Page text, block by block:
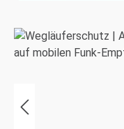
Bildergalerie